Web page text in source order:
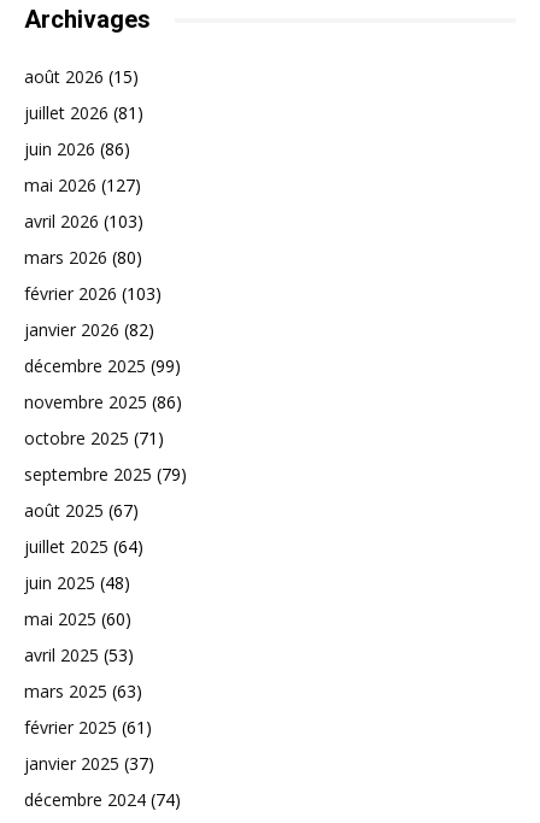
Archivages
août 2026 (15)
juillet 2026 (81)
juin 2026 (86)
mai 2026 (127)
avril 2026 (103)
mars 2026 (80)
février 2026 (103)
janvier 2026 (82)
décembre 2025 (99)
novembre 2025 (86)
octobre 2025 (71)
septembre 2025 (79)
août 2025 (67)
juillet 2025 (64)
juin 2025 (48)
mai 2025 (60)
avril 2025 (53)
mars 2025 (63)
février 2025 (61)
janvier 2025 (37)
décembre 2024 (74)